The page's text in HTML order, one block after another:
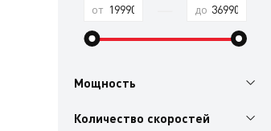
от до
Мощность
Количество скоростей